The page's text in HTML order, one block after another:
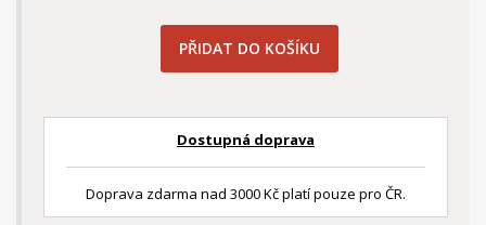
PŘIDAT DO KOŠÍKU
Dostupná doprava
Doprava zdarma nad 3000 Kč platí pouze pro ČR.